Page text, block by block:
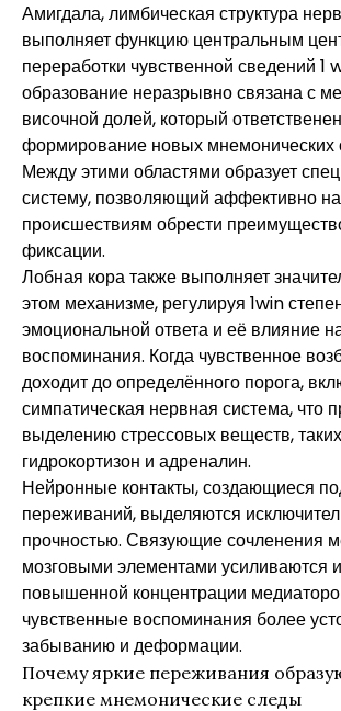
Амигдала, лимбическая структура
выполняет функцию центральным
переработки чувственной сведений 1
образование неразрывно связана с
височной долей, который
формирование новых мнемонических
Между этими областями образует
систему, позволяющий аффективно
происшествиям обрести
фиксации.
Лобная кора также выполняет
этом механизме, регулируя 1win
эмоциональной ответа и её влияние
воспоминания. Когда чувственное
доходит до определённого порога,
симпатическая нервная система, что
выделению стрессовых веществ,
гидрокортизон и адреналин.
Нейронные контакты, создающиеся
переживаний, выделяются
прочностью. Связующие сочленения
мозговыми элементами усиливаются
повышенной концентрации
чувственные воспоминания более
забыванию и деформации.
Почему яркие переживания
крепкие мнемонические следы